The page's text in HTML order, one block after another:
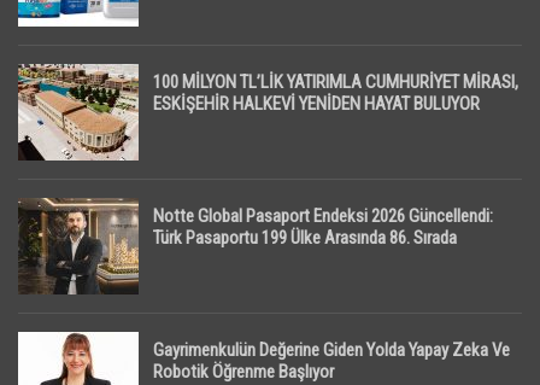
100 MİLYON TL’LİK YATIRIMLA CUMHURİYET MİRASI,
ESKİŞEHİR HALKEVİ YENİDEN HAYAT BULUYOR
Notte Global Pasaport Endeksi 2026 Güncellendi:
Türk Pasaportu 199 Ülke Arasında 86. Sırada
Gayrimenkulün Değerine Giden Yolda Yapay Zeka Ve
Robotik Öğrenme Başlıyor